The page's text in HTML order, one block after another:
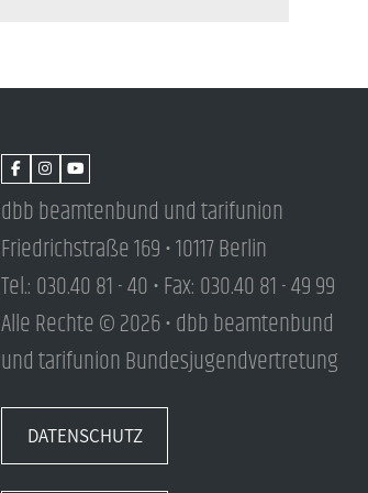
dbb beamtenbund und tarifunion
Friedrichstraße 169 • 10117 Berlin
Tel.: 030.40 81 - 40 • Fax: 030.40 81 - 49 99
Alle Rechte © 2026 • dbb beamtenbund
und tarifunion Bundesjugendvertretung
DATENSCHUTZ